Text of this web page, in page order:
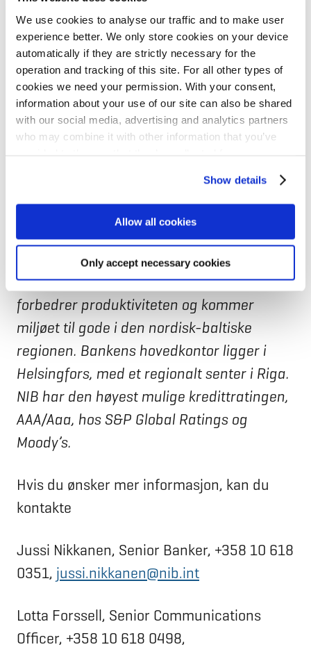
We use cookies to analyse our traffic and to make user
experience better. We only store cookies on your device
automatically if they are strictly necessary for the
operation and tracking of this site. For all other types of
cookies we need your permission. With your consent,
information about your use of our site can also be shared
with our social media, advertising and analytics partners
who may combine it with other information that you’ve
can manage your cookie settings below.
Show details
Allow all cookies
Only accept necessary cookies
Statnett er systemansvarlig (TSO) for det
norske kraftsystemet, og utvikler, drifter og
eier overføringsnettet som, sammen med
underliggende nett, forbinder
kraftprodusenter og kraftforbrukere.
Statnett er eid av den norske staten
gjennom Olje- og energidepartementet.
NIB er den internasjonale
finansinstitusjonen for Danmark, Estland,
Finland, Island, Latvia, Litauen, Norge og
Sverige. Banken finansierer prosjekter som
forbedrer produktiviteten og kommer
miljøet til gode i den nordisk-baltiske
regionen. Bankens hovedkontor ligger i
Helsingfors, med et regionalt senter i Riga.
NIB har den høyest mulige kredittratingen,
AAA/Aaa, hos S&P Global Ratings og
Moody’s.
Hvis du ønsker mer informasjon, kan du
kontakte
Jussi Nikkanen, Senior Banker, +358 10 618
0351, jussi.nikkanen@nib.int
Lotta Forssell, Senior Communications
Officer, +358 10 618 0498,